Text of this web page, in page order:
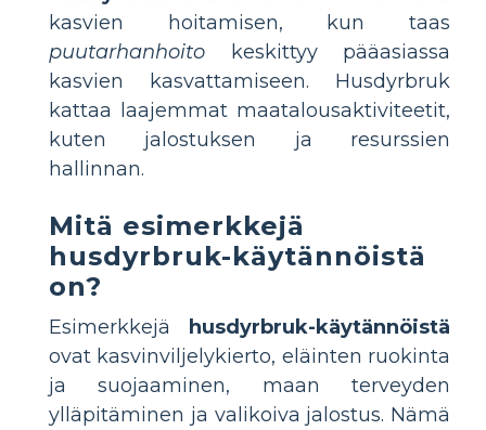
kasvien hoitamisen, kun taas
puutarhanhoito keskittyy pääasiassa
kasvien kasvattamiseen. Husdyrbruk
kattaa laajemmat maatalousaktiviteetit,
kuten jalostuksen ja resurssien
hallinnan.
Mitä esimerkkejä
husdyrbruk-käytännöistä
on?
Esimerkkejä
husdyrbruk-käytännöistä
ovat kasvinviljelykierto, eläinten ruokinta
ja suojaaminen, maan terveyden
ylläpitäminen ja valikoiva jalostus. Nämä